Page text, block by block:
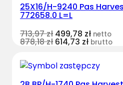
25X16/H-9240 Pas
772658.0 L=L
713,97zł 499,78 zł netto
878,18zł 614,73 zł brutto